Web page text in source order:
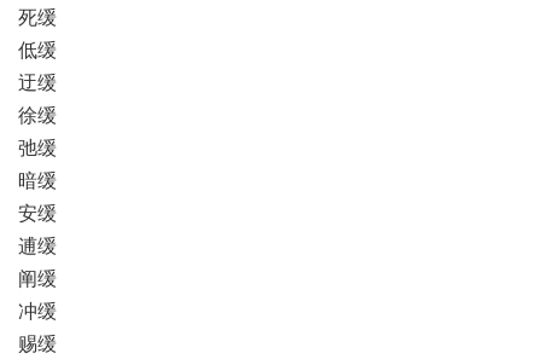
死缓
低缓
迂缓
徐缓
弛缓
暗缓
安缓
逋缓
阐缓
冲缓
赐缓